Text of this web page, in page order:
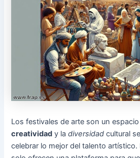
Los festivales de arte son un
creatividad y ladiversidad cultural
celebrar lo mejor del talento